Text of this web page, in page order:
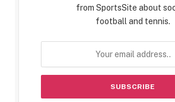
from SportsSite about
football and tennis.